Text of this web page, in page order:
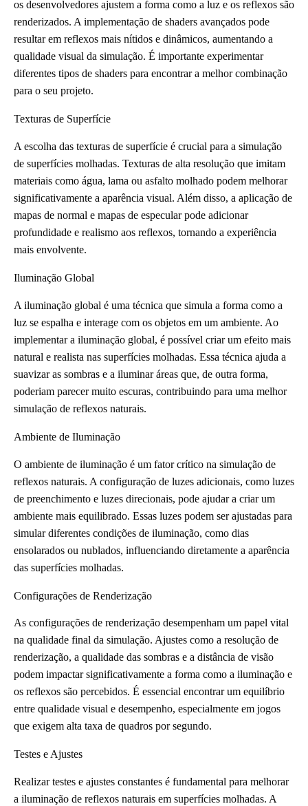
os desenvolvedores ajustem a forma como a luz e os reflexos são
renderizados. A implementação de shaders avançados pode
resultar em reflexos mais nítidos e dinâmicos, aumentando a
qualidade visual da simulação. É importante experimentar
diferentes tipos de shaders para encontrar a melhor combinação
para o seu projeto.
Texturas de Superfície
A escolha das texturas de superfície é crucial para a simulação
de superfícies molhadas. Texturas de alta resolução que imitam
materiais como água, lama ou asfalto molhado podem melhorar
significativamente a aparência visual. Além disso, a aplicação de
mapas de normal e mapas de especular pode adicionar
profundidade e realismo aos reflexos, tornando a experiência
mais envolvente.
Iluminação Global
A iluminação global é uma técnica que simula a forma como a
luz se espalha e interage com os objetos em um ambiente. Ao
implementar a iluminação global, é possível criar um efeito mais
natural e realista nas superfícies molhadas. Essa técnica ajuda a
suavizar as sombras e a iluminar áreas que, de outra forma,
poderiam parecer muito escuras, contribuindo para uma melhor
simulação de reflexos naturais.
Ambiente de Iluminação
O ambiente de iluminação é um fator crítico na simulação de
reflexos naturais. A configuração de luzes adicionais, como luzes
de preenchimento e luzes direcionais, pode ajudar a criar um
ambiente mais equilibrado. Essas luzes podem ser ajustadas para
simular diferentes condições de iluminação, como dias
ensolarados ou nublados, influenciando diretamente a aparência
das superfícies molhadas.
Configurações de Renderização
As configurações de renderização desempenham um papel vital
na qualidade final da simulação. Ajustes como a resolução de
renderização, a qualidade das sombras e a distância de visão
podem impactar significativamente a forma como a iluminação e
os reflexos são percebidos. É essencial encontrar um equilíbrio
entre qualidade visual e desempenho, especialmente em jogos
que exigem alta taxa de quadros por segundo.
Testes e Ajustes
Realizar testes e ajustes constantes é fundamental para melhorar
a iluminação de reflexos naturais em superfícies molhadas. A